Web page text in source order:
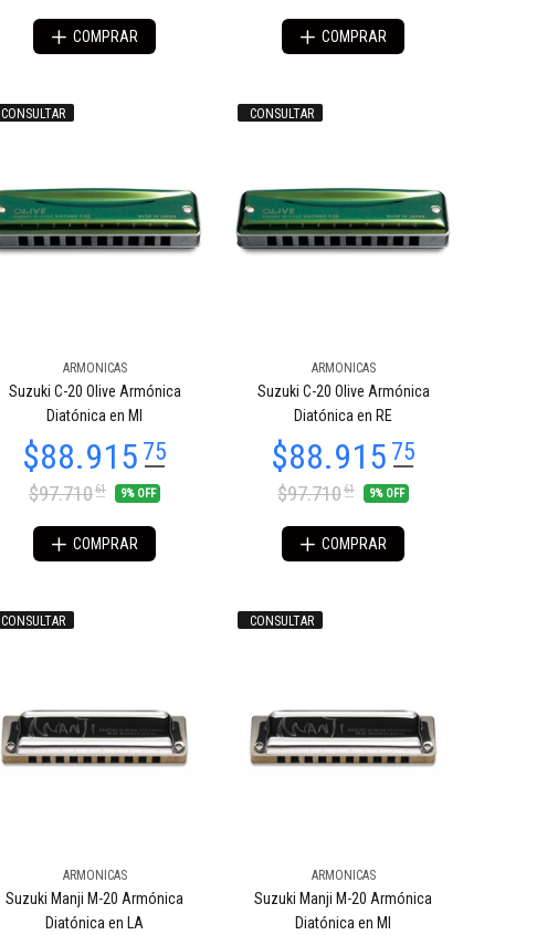
COMPRAR COMPRAR
CONSULTAR
ARMONICAS
Suzuki C-20 Olive Armónica
Diatónica en MI
$97.71061 9% OFF
COMPRAR
CONSULTAR
ARMONICAS
Suzuki C-20 Olive Armónica
Diatónica en RE
$97.71061 9% OFF
COMPRAR
CONSULTAR
ARMONICAS
Suzuki Manji M-20 Armónica
Diatónica en LA
CONSULTAR
ARMONICAS
Suzuki Manji M-20 Armónica
Diatónica en MI